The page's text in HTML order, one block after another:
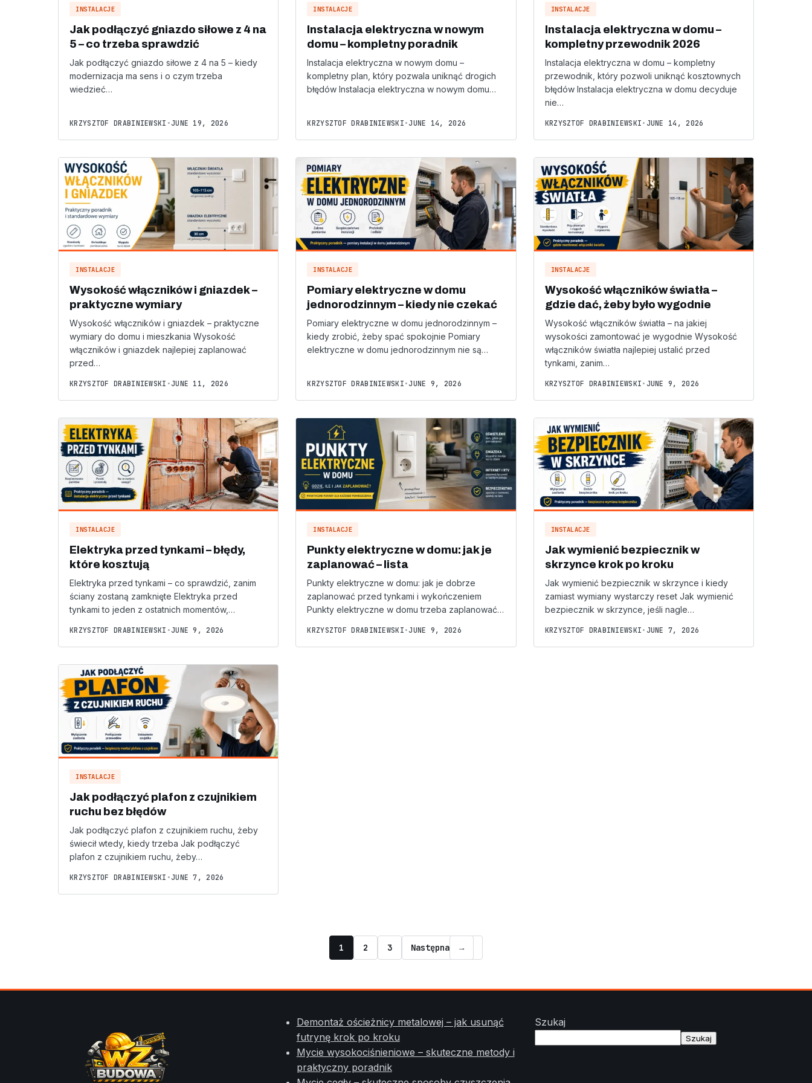
INSTALACJE
Jak podłączyć gniazdo siłowe z 4 na
5 – co trzeba sprawdzić
Jak podłączyć gniazdo siłowe z 4 na 5 – kiedy
modernizacja ma sens i o czym trzeba
wiedzieć…
KRZYSZTOF DRABINIEWSKI • JUNE 19, 2026
INSTALACJE
Instalacja elektryczna w nowym
domu – kompletny poradnik
Instalacja elektryczna w nowym domu –
kompletny plan, który pozwala uniknąć drogich
błędów Instalacja elektryczna w nowym domu…
KRZYSZTOF DRABINIEWSKI • JUNE 14, 2026
INSTALACJE
Instalacja elektryczna w domu –
kompletny przewodnik 2026
Instalacja elektryczna w domu – kompletny
przewodnik, który pozwoli uniknąć kosztownych
błędów Instalacja elektryczna w domu decyduje
nie…
KRZYSZTOF DRABINIEWSKI • JUNE 14, 2026
INSTALACJE
Wysokość włączników i gniazdek –
praktyczne wymiary
Wysokość włączników i gniazdek – praktyczne
wymiary do domu i mieszkania Wysokość
włączników i gniazdek najlepiej zaplanować
przed…
KRZYSZTOF DRABINIEWSKI • JUNE 11, 2026
INSTALACJE
Pomiary elektryczne w domu
jednorodzinnym – kiedy nie czekać
Pomiary elektryczne w domu jednorodzinnym –
kiedy zrobić, żeby spać spokojnie Pomiary
elektryczne w domu jednorodzinnym nie są…
KRZYSZTOF DRABINIEWSKI • JUNE 9, 2026
INSTALACJE
Wysokość włączników światła –
gdzie dać, żeby było wygodnie
Wysokość włączników światła – na jakiej
wysokości zamontować je wygodnie Wysokość
włączników światła najlepiej ustalić przed
tynkami, zanim…
KRZYSZTOF DRABINIEWSKI • JUNE 9, 2026
INSTALACJE
Elektryka przed tynkami – błędy,
które kosztują
Elektryka przed tynkami – co sprawdzić, zanim
ściany zostaną zamknięte Elektryka przed
tynkami to jeden z ostatnich momentów,…
KRZYSZTOF DRABINIEWSKI • JUNE 9, 2026
INSTALACJE
Punkty elektryczne w domu: jak je
zaplanować – lista
Punkty elektryczne w domu: jak je dobrze
zaplanować przed tynkami i wykończeniem
Punkty elektryczne w domu trzeba zaplanować…
KRZYSZTOF DRABINIEWSKI • JUNE 9, 2026
INSTALACJE
Jak wymienić bezpiecznik w
skrzynce krok po kroku
Jak wymienić bezpiecznik w skrzynce i kiedy
zamiast wymiany wystarczy reset Jak wymienić
bezpiecznik w skrzynce, jeśli nagle…
KRZYSZTOF DRABINIEWSKI • JUNE 7, 2026
INSTALACJE
Jak podłączyć plafon z czujnikiem
ruchu bez błędów
Jak podłączyć plafon z czujnikiem ruchu, żeby
świecił wtedy, kiedy trzeba Jak podłączyć
plafon z czujnikiem ruchu, żeby…
KRZYSZTOF DRABINIEWSKI • JUNE 7, 2026
1 2 3 Następna →
Demontaż ościeżnicy metalowej – jak usunąć
futrynę krok po kroku
Mycie wysokociśnieniowe – skuteczne metody i
praktyczny poradnik
Szukaj
Szukaj